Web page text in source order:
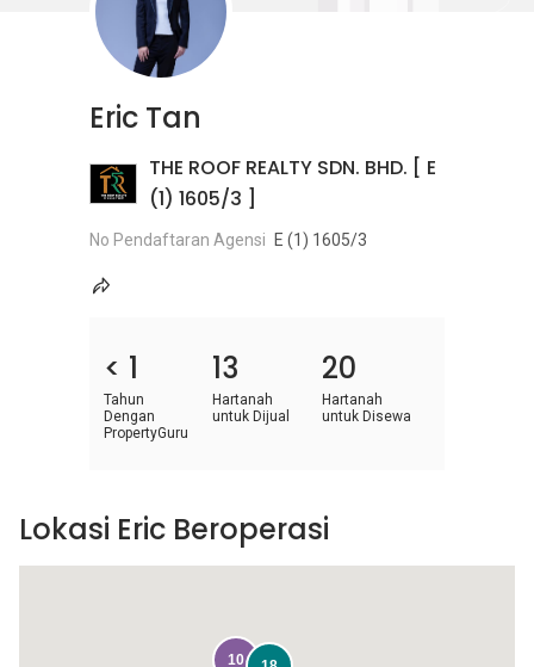
Eric Tan
THE ROOF REALTY SDN. BHD. [ E
(1) 1605/3 ]
No Pendaftaran Agensi E (1) 1605/3
< 1
Tahun
Dengan
PropertyGuru
13
Hartanah
untuk Dijual
20
Hartanah
untuk Disewa
10
Lokasi Eric Beroperasi